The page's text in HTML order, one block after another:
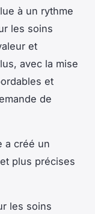
à un rythme
les soins
et
avec la mise
et
de
a créé un
plus précises
les soins